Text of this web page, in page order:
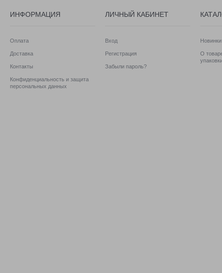
ИНФОРМАЦИЯ
Оплата
Доставка
Контакты
Конфиденциальность и защита
персональных данных
ЛИЧНЫЙ КАБИНЕТ
Вход
Регистрация
Забыли пароль?
Новинки
О